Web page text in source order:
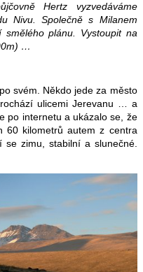
Hertz vyzvedáváme
Nivu. Společně s Milanem
plánu. Vystoupit na
…
svém. Někdo jede za město
ulicemi Jerevanu … a
po internetu a ukázalo se, že
60 kilometrů autem z centra
zimu, stabilní a slunečné.